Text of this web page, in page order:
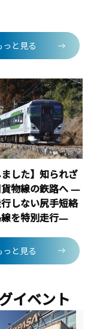
っと見る
ました】知られざ
物線の鉃路へ ―
しない尻手短絡
を特別走行―
っと見る
イベント